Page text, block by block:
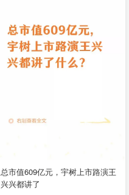
总市值609亿元，宇树上市路演王
兴兴都讲了